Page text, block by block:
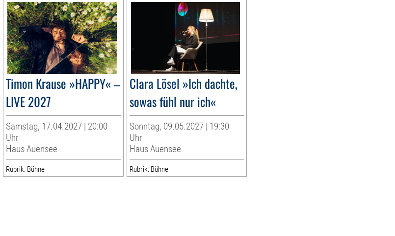
Timon Krause »HAPPY« –
LIVE 2027
Samstag, 17.04.2027 | 20:00
Uhr
Haus Auensee
Rubrik: Bühne
Clara Lösel »Ich dachte,
sowas fühl nur ich«
Sonntag, 09.05.2027 | 19:30
Uhr
Haus Auensee
Rubrik: Bühne